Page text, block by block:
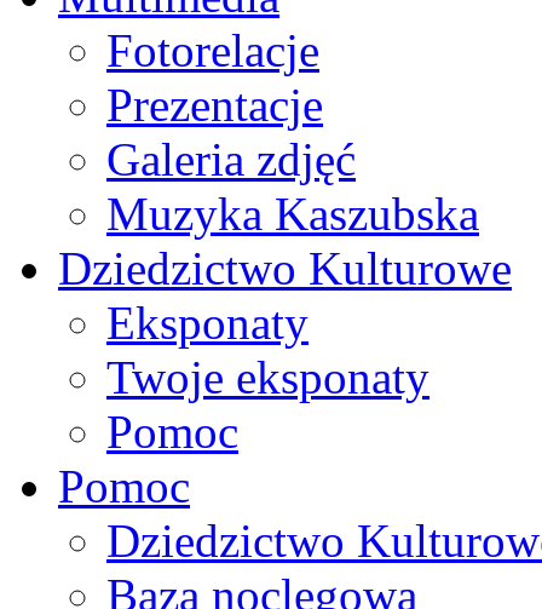
Fotorelacje
Prezentacje
Galeria zdjęć
Muzyka Kaszubska
Dziedzictwo Kulturowe
Eksponaty
Twoje eksponaty
Pomoc
Pomoc
Dziedzictwo
Baza noclegowa